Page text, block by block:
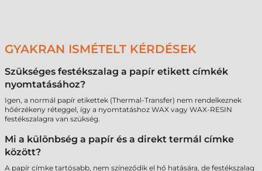
GYAKRAN ISMÉTELT KÉRDÉSEK
Szükséges festékszalag a papír etikett címkék
nyomtatásához?
Igen, a normál papír etikettek (Thermal-Transfer) nem rendelkeznek
hőérzékeny réteggel, így a nyomtatáshoz WAX vagy WAX-RESIN
festékszalagra van szükség.
Mi a különbség a papír és a direkt termál címke
között?
A papír címke tartósabb, nem színeződik el hő hatására, de festékszalag